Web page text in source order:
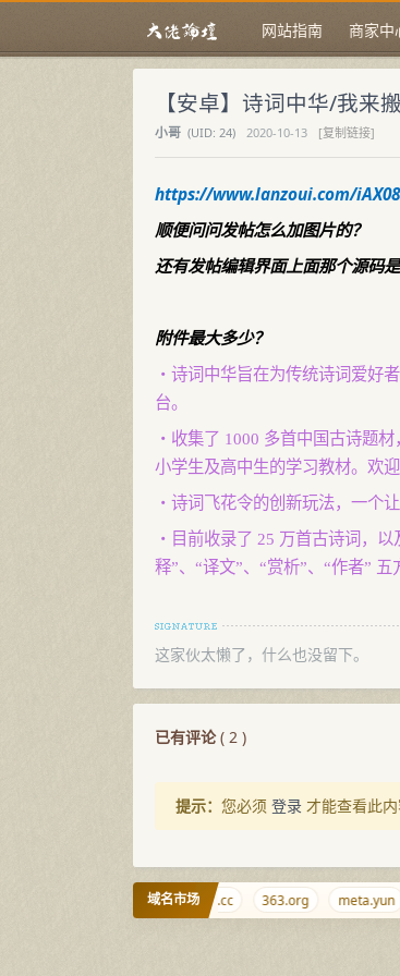
网站指南 商家中
【安卓】诗词中华/我来
小哥 (UID: 24) 2020-10-13
[复制链接]
https://www.lanzoui.com/
顺便问问发帖怎么加图片的？
还有发帖编辑界面上面那个源码
附件最大多少？
・诗词中华旨在为传统诗词爱好
台。
・收集了 1000 多首中国古诗题
小学生及高中生的学习教材。欢
・诗词飞花令的创新玩法，一个
・目前收录了 25 万首古诗词，
释”、“译文”、“赏析”、“作者”
这家伙太懒了，什么也没留下。
已有评论( 2 )
提示： 您必须 登录 才能查看此内
域名市场niubi.cc 363.org meta.yun